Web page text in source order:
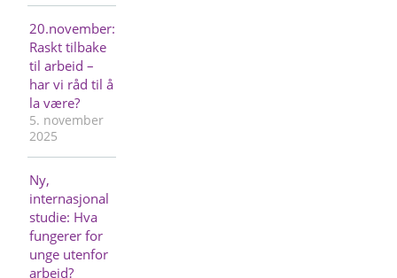
20.november:
Raskt tilbake
til arbeid –
har vi råd til å
la være?
5. november
2025
Ny,
internasjonal
studie: Hva
fungerer for
unge utenfor
arbeid?